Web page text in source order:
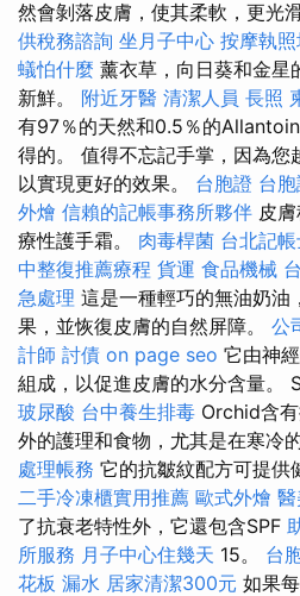
然會剝落皮膚，使其柔軟，更光
供稅務諮詢 坐月子中心 按摩執
蟻怕什麼 薰衣草，向日葵和金星
新鮮。 附近牙醫 清潔人員 長照
有97％的天然和0.5％的
得的。 值得不忘記手掌，因為您
以實現更好的效果。 台胞證 台
外燴 信賴的記帳事務所夥伴 皮
療性護手霜。 肉毒桿菌 台北記
中整復推薦療程 貨運 食品機械
急處理 這是一種輕巧的無油奶
果，並恢復皮膚的自然屏障。 公
計師 討債 on page seo 它由神
組成，以促進皮膚的水分含量。
玻尿酸 台中養生排毒 Orchid含
外的護理和食物，尤其是在寒冷
處理帳務 它的抗皺紋配方可提供
二手冷凍櫃實用推薦 歐式外燴
了抗衰老特性外，它還包含SPF
所服務 月子中心住幾天 15。 台
花板 漏水 居家清潔300元 如果